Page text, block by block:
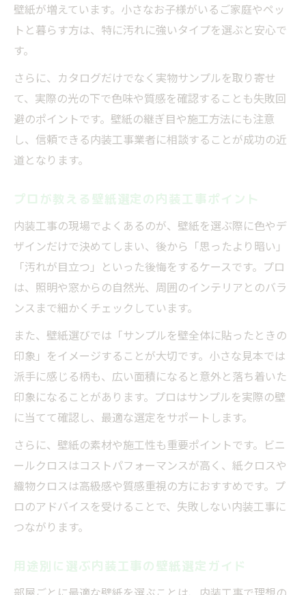
壁紙が増えています。小さなお子様がいるご家庭やペッ
トと暮らす方は、特に汚れに強いタイプを選ぶと安心で
す。
さらに、カタログだけでなく実物サンプルを取り寄せ
て、実際の光の下で色味や質感を確認することも失敗回
避のポイントです。壁紙の継ぎ目や施工方法にも注意
し、信頼できる内装工事業者に相談することが成功の近
道となります。
プロが教える壁紙選定の内装工事ポイント
内装工事の現場でよくあるのが、壁紙を選ぶ際に色やデ
ザインだけで決めてしまい、後から「思ったより暗い」
「汚れが目立つ」といった後悔をするケースです。プロ
は、照明や窓からの自然光、周囲のインテリアとのバラ
ンスまで細かくチェックしています。
また、壁紙選びでは「サンプルを壁全体に貼ったときの
印象」をイメージすることが大切です。小さな見本では
派手に感じる柄も、広い面積になると意外と落ち着いた
印象になることがあります。プロはサンプルを実際の壁
に当てて確認し、最適な選定をサポートします。
さらに、壁紙の素材や施工性も重要ポイントです。ビニ
ールクロスはコストパフォーマンスが高く、紙クロスや
織物クロスは高級感や質感重視の方におすすめです。プ
ロのアドバイスを受けることで、失敗しない内装工事に
つながります。
用途別に選ぶ内装工事の壁紙選定ガイド